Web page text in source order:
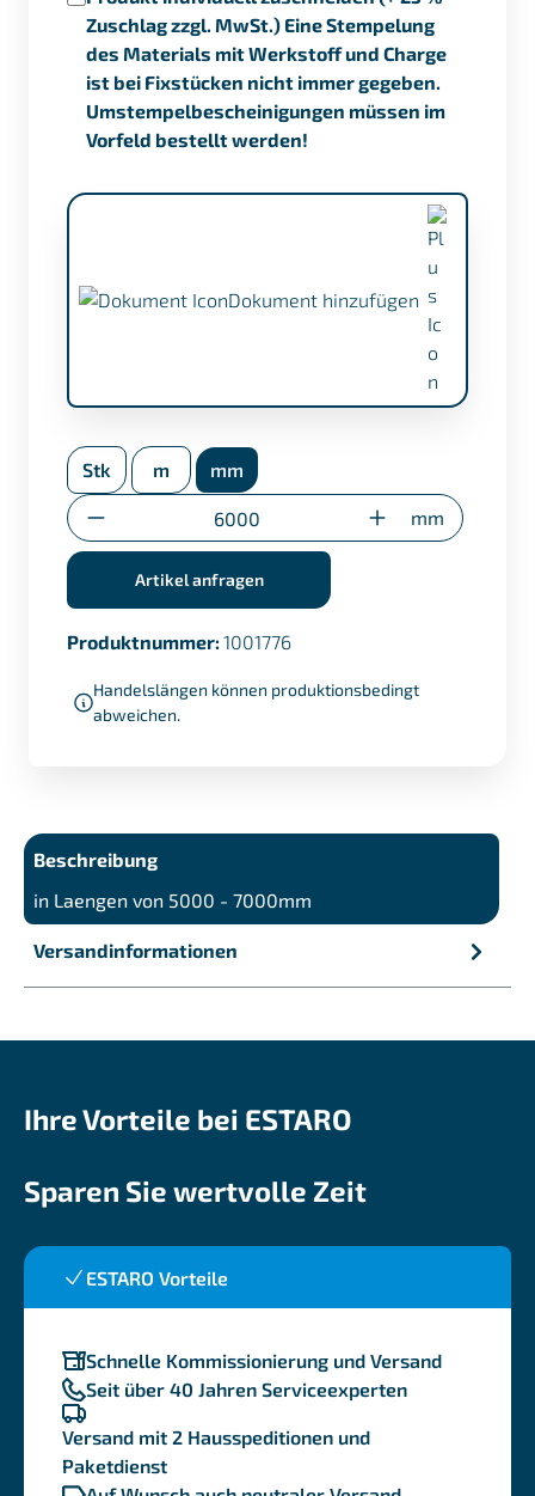
Zuschlag zzgl. MwSt.) Eine Stempelung
des Materials mit Werkstoff und Charge
ist bei Fixstücken nicht immer gegeben.
Umstempelbescheinigungen müssen im
Vorfeld bestellt werden!
Dokument hinzufügen
Umstempelbescheinigung (nur bei
Stk m
mm
Anzahl
mm
Artikel anfragen
Produktnummer: 1001776
Handelslängen können produktionsbedingt
abweichen.
Beschreibung
in Laengen von 5000 - 7000mm
Versandinformationen
Ihre Vorteile bei ESTARO
ESTARO Vorteile
Schnelle Kommissionierung und Versand
Seit über 40 Jahren Serviceexperten
Versand mit 2 Hausspeditionen und
Paketdienst
Sparen Sie wertvolle Zeit